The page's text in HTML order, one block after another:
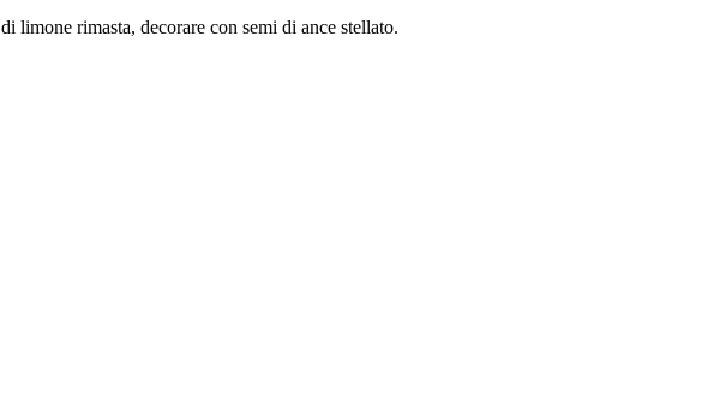
limone rimasta, decorare con semi di ance stellato.